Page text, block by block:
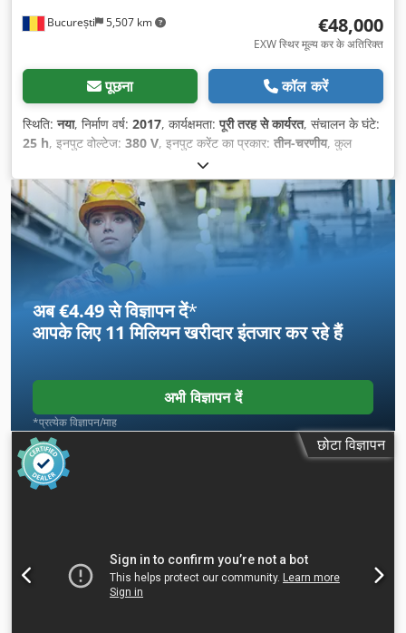
București 5,507 km €48,000
EXW स्थिर मूल्य कर के अतिरिक्त
पूछना कॉल करें
स्थिति:नया, निर्माण वर्ष: 2017, कार्यक्षमता:पूरी तरह से कार्यरत, संचालन के घंटे:
25 h, इनपुट वोल्टेज: 380 V, इनपुट करेंट का प्रकार: तीन-चरणीय, कुल
5,200 मिमी
वजन:2,500 किग्रा, आरा पट्टी की लंबाई:520 मिमी, आरी पट्टी की चौड़ाई:
580 मिमी,
अब €4.49 से विज्ञापन दें*
आपके लिए11 मिलियन खरीदारइंतजार कर रहे हैं
अभी विज्ञापन दें
*प्रत्येक विज्ञापन/माह
छोटा विज्ञापन